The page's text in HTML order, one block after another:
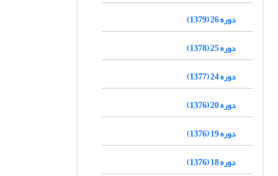
دوره 26 (1379)
دوره 25 (1378)
دوره 24 (1377)
دوره 20 (1376)
دوره 19 (1376)
دوره 18 (1376)